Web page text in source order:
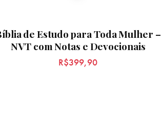
de Estudo para Toda Mulher –
NVT com Notas e Devocionais
R$399,90